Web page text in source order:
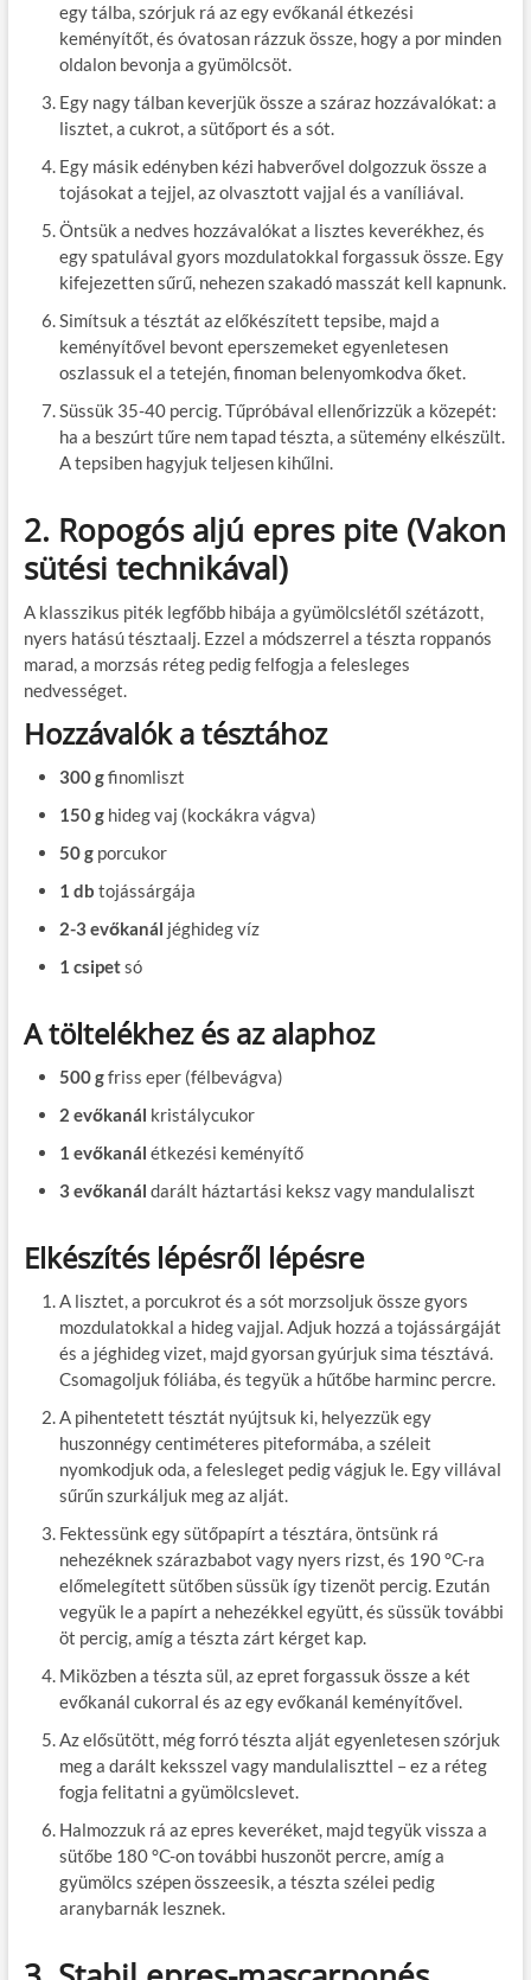
egy tálba, szórjuk rá az egy evőkanál étkezési
keményítőt, és óvatosan rázzuk össze, hogy a por minden
oldalon bevonja a gyümölcsöt.
Egy nagy tálban keverjük össze a száraz hozzávalókat: a
lisztet, a cukrot, a sütőport és a sót.
Egy másik edényben kézi habverővel dolgozzuk össze a
tojásokat a tejjel, az olvasztott vajjal és a vaníliával.
Öntsük a nedves hozzávalókat a lisztes keverékhez, és
egy spatulával gyors mozdulatokkal forgassuk össze. Egy
kifejezetten sűrű, nehezen szakadó masszát kell kapnunk.
Simítsuk a tésztát az előkészített tepsibe, majd a
keményítővel bevont eperszemeket egyenletesen
oszlassuk el a tetején, finoman belenyomkodva őket.
Süssük 35-40 percig. Tűpróbával ellenőrizzük a közepét:
ha a beszúrt tűre nem tapad tészta, a sütemény elkészült.
A tepsiben hagyjuk teljesen kihűlni.
2. Ropogós aljú epres pite (Vakon
sütési technikával)
A klasszikus piték legfőbb hibája a gyümölcslétől szétázott,
nyers hatású tésztaalj. Ezzel a módszerrel a tészta roppanós
marad, a morzsás réteg pedig felfogja a felesleges
nedvességet.
Hozzávalók a tésztához
300 gfinomliszt
150 ghideg vaj (kockákra vágva)
50 gporcukor
1 db tojássárgája
2-3 evőkanál jéghideg víz
1 csipetsó
A töltelékhez és az alaphoz
500 gfriss eper (félbevágva)
2 evőkanál kristálycukor
1 evőkanál étkezési keményítő
3 evőkanál darált háztartási keksz vagy mandulaliszt
Elkészítés lépésről lépésre
A lisztet, a porcukrot és a sót morzsoljuk össze gyors
mozdulatokkal a hideg vajjal. Adjuk hozzá a tojássárgáját
és a jéghideg vizet, majd gyorsan gyúrjuk sima tésztává.
Csomagoljuk fóliába, és tegyük a hűtőbe harminc percre.
A pihentetett tésztát nyújtsuk ki, helyezzük egy
huszonnégy centiméteres piteformába, a széleit
nyomkodjuk oda, a felesleget pedig vágjuk le. Egy villával
sűrűn szurkáljuk meg az alját.
Fektessünk egy sütőpapírt a tésztára, öntsünk rá
nehezéknek szárazbabot vagy nyers rizst, és 190 °C-ra
előmelegített sütőben süssük így tizenöt percig. Ezután
vegyük le a papírt a nehezékkel együtt, és süssük további
öt percig, amíg a tészta zárt kérget kap.
Miközben a tészta sül, az epret forgassuk össze a két
evőkanál cukorral és az egy evőkanál keményítővel.
Az elősütött, még forró tészta alját egyenletesen szórjuk
meg a darált keksszel vagy mandulaliszttel – ez a réteg
fogja felitatni a gyümölcslevet.
Halmozzuk rá az epres keveréket, majd tegyük vissza a
sütőbe 180 °C-on további huszonöt percre, amíg a
gyümölcs szépen összeesik, a tészta szélei pedig
aranybarnák lesznek.